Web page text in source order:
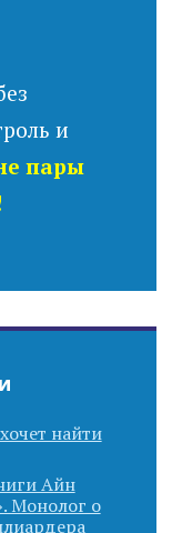
и
пары
найти
Айн
Монолог о